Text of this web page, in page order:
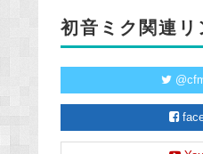
初音ミク関連リ